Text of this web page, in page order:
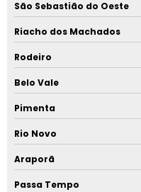
São Sebastião do Oeste
Riacho dos Machados
Rodeiro
Belo Vale
Pimenta
Rio Novo
Araporã
Passa Tempo